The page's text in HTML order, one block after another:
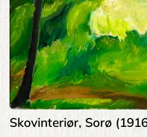
Skovinteriør, Sorø